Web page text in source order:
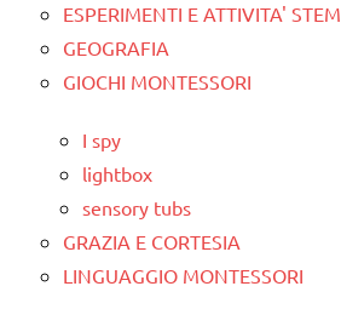
ESPERIMENTI E ATTIVITA' STEM
GEOGRAFIA
GIOCHI MONTESSORI
I spy
lightbox
sensory tubs
GRAZIA E CORTESIA
LINGUAGGIO MONTESSORI